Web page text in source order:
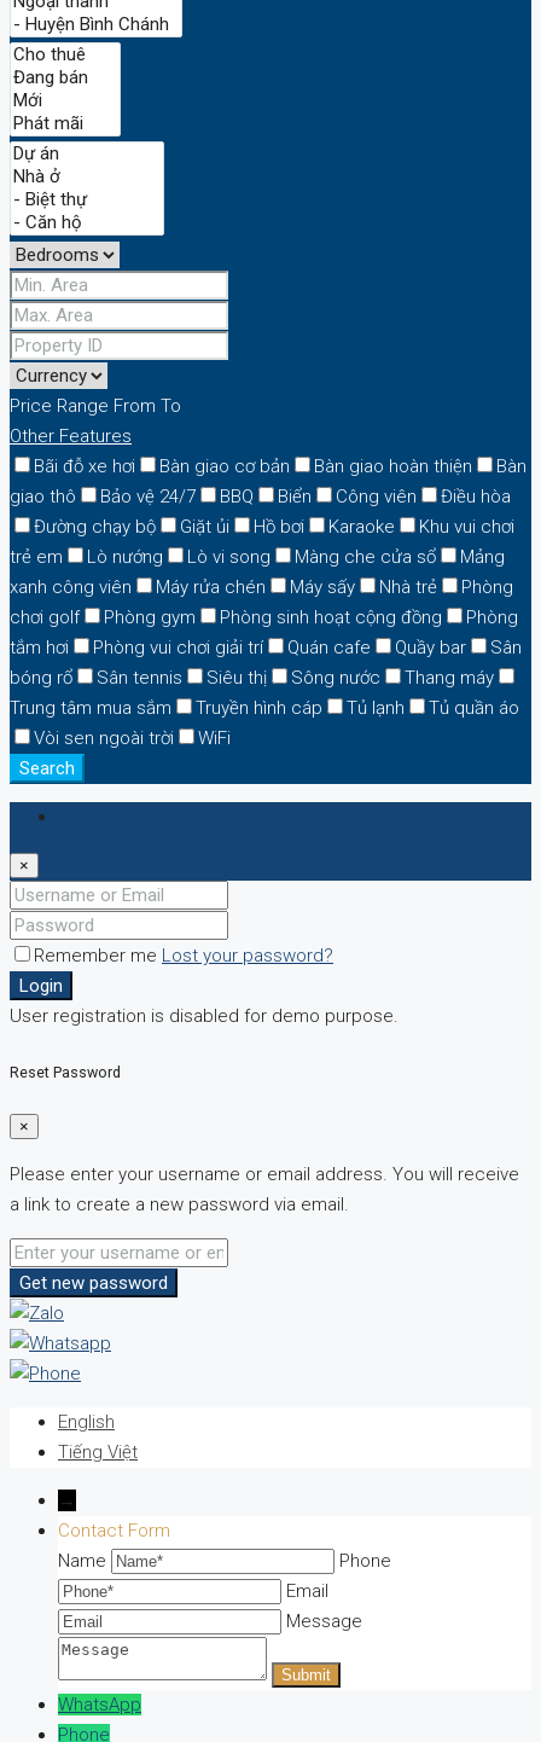
Price Range From To
Other Features
Bãi đỗ xe hơi
Bàn giao cơ bản Bàn giao hoàn thiện
Bàn
giao thô
Bảo vệ 24/7 BBQ Biển Công viên
Điều hòa
Đường chạy bộ
Giặt ủi Hồ bơi Karaoke
Khu vui chơi
trẻ em
Lò nướng Lò vi song Màng che cửa sổ
Mảng
xanh công viên
Máy rửa chén Máy sấy Nhà trẻ
Phòng
chơi golf
Phòng gym Phòng sinh hoạt cộng đồng
Phòng
tắm hơi
Phòng vui chơi giải trí Quán cafe Quầy bar
Sân
bóng rổ
Sân tennis Siêu thị Sông nước
Thang máy
Trung tâm mua sắm
Truyền hình cáp Tủ lạnh
Tủ quần áo
Vòi sen ngoài trời
WiFi
Search
×
Remember me Lost your password?
Login
User registration is disabled for demo purpose.
Reset Password
×
Please enter your username or email address. You will receive
a link to create a new password via email.
Get new password
English
Tiếng Việt
→
Contact Form
Name
Phone
Email
Message
WhatsApp
Phone